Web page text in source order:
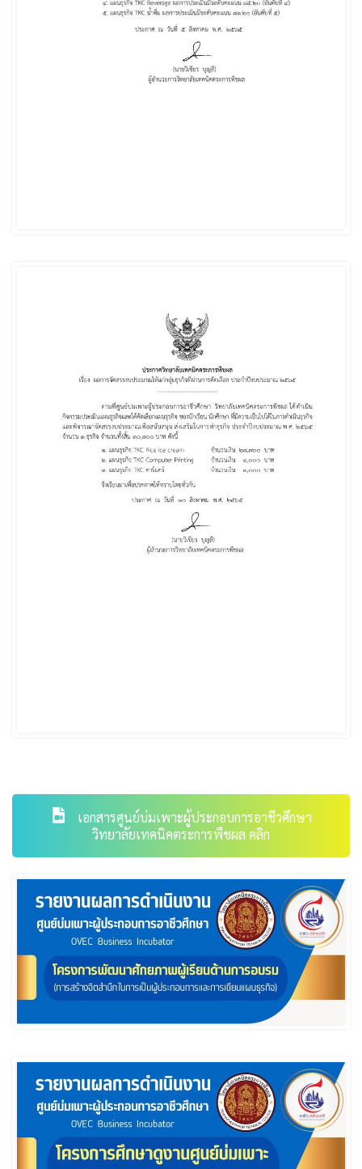
เอกสารศูนย์บ่มเพาะผู้ประกอบการอาชีวศึกษา
วิทยาลัยเทคนิคตระการพืชผล คลิก